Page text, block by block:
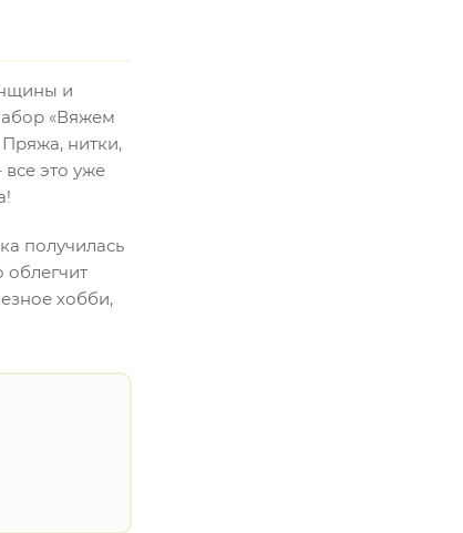
и
«Вяжем
нитки,
это уже
получилась
облегчит
хобби,